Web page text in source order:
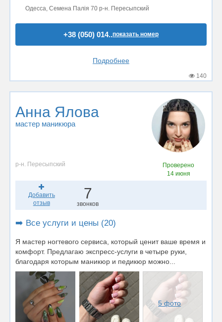
Одесса, Семена Палія 70 р-н. Пересыпский
+38 (050) 014..показать номер
Подробнее
140
Анна Ялова
мастер маникюра
р-н. Пересыпский
Проверено
14 июня
Добавить
отзыв
7
звонков
➡️ Все услуги и цены (20)
Я мастер ногтевого сервиса, который ценит ваше время и
комфорт. Предлагаю экспресс-услуги в четыре руки,
благодаря которым маникюр и педикюр можно...
5 фото